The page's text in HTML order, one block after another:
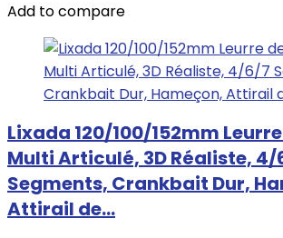
Add to compare
Lixada 120/100/152mm
Multi Articulé, 3D Réaliste, 4/
Segments, Crankbait Dur,
Attirail de…